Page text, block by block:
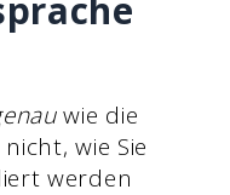
wie die
wie Sie
werden